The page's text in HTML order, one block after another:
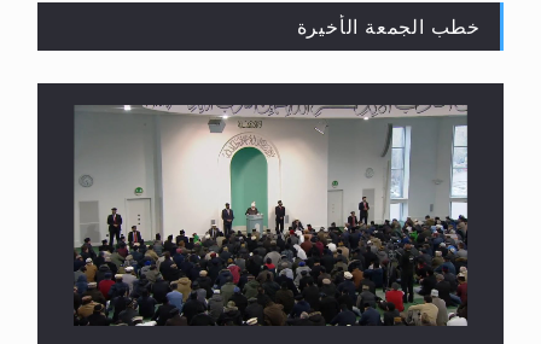
القرآن قاضٍ وحكمٌ على السنة ومهيمنٌ عليها.. ليس
العكس
خطب الجمعة الأخيرة